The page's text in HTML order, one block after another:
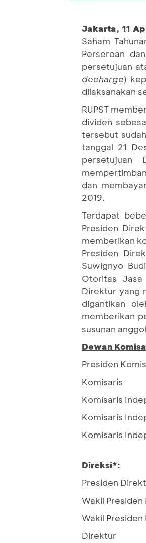
Jakarta, 11
Saham
Perseroan
persetujuan
decharge)
dilaksanakan
RUPST
dividen
tersebut
tanggal 21
persetujuan
dan
2019.
Terdapat
Presiden
memberikan
Presiden
Suwignyo
Otoritas Jasa
Direktur yang
digantikan
memberikan
susunan
Dewan
Presiden
Komisaris
Komisaris
Komisaris
Direksi*:
Presiden
Wakil
Wakil